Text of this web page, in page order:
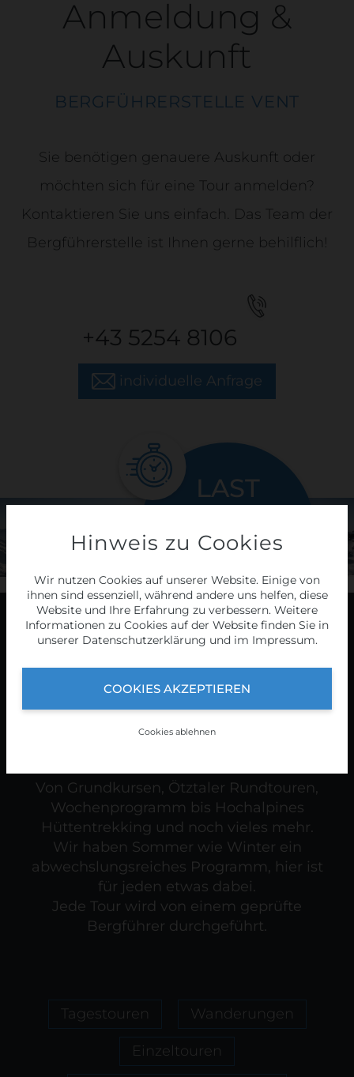
Anmeldung &
Auskunft
BERGFÜHRERSTELLE VENT
Sie benötigen genauere Auskunft oder
möchten sich für eine Tour anmelden?
Kontaktieren Sie uns einfach. Das Team der
Bergführerstelle ist Ihnen gerne behilflich!
+43 5254 8106
individuelle Anfrage
LAST
touren
HIER
Programm
2026/27
Von Grundkursen, Ötztaler Rundtouren,
Wochenprogramm bis Hochalpines
Hüttentrekking und noch vieles mehr.
Wir haben Sommer wie Winter ein
abwechslungsreiches Programm, hier ist
für jeden etwas dabei.
Jede Tour wird von einem geprüfte
Bergführer durchgeführt.
Tagestouren Wanderungen
Einzeltouren
Hinweis zu Cookies
Wir nutzen Cookies auf unserer Website. Einige von
ihnen sind essenziell, während andere uns helfen, diese
Website und Ihre Erfahrung zu verbessern. Weitere
Informationen zu Cookies auf der Website finden Sie in
unserer Datenschutzerklärung und im Impressum.
COOKIES AKZEPTIEREN
Cookies ablehnen